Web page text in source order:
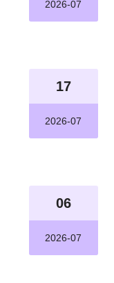
2026-07
17
2026-07
06
2026-07